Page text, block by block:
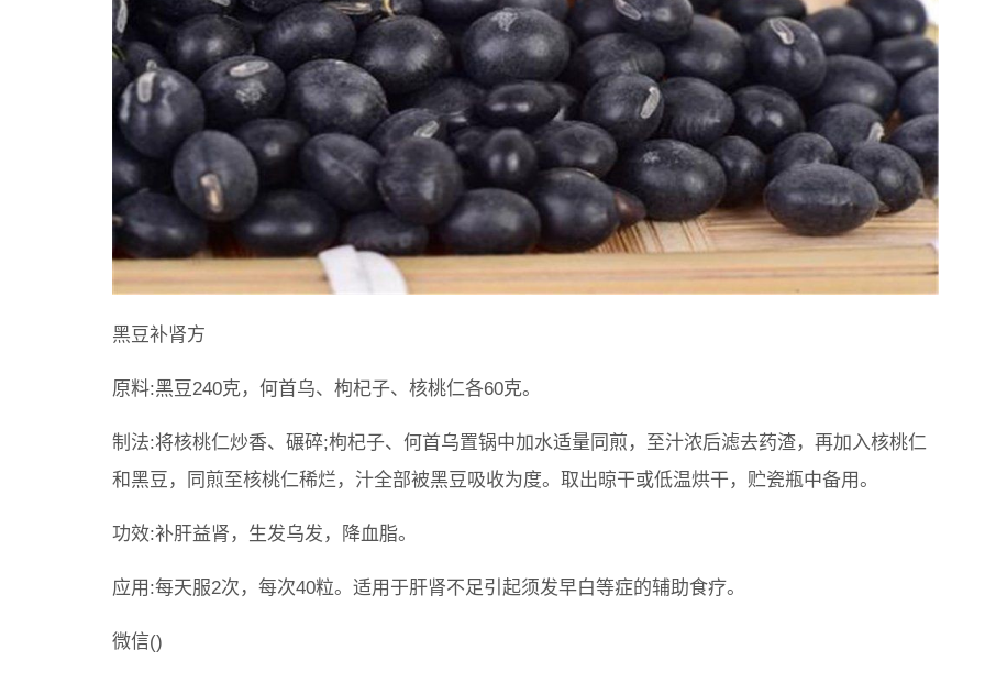
黑豆补肾方
原料:黑豆240克，何首乌、枸杞子、核桃仁各60克。
制法:将核桃仁炒香、碾碎;枸杞子、何首乌置锅中加水适量同煎，至汁浓后滤去药渣，再加入核桃仁
和黑豆，同煎至核桃仁稀烂，汁全部被黑豆吸收为度。取出晾干或低温烘干，贮瓷瓶中备用。
功效:补肝益肾，生发乌发，降血脂。
应用:每天服2次，每次40粒。适用于肝肾不足引起须发早白等症的辅助食疗。
微信()